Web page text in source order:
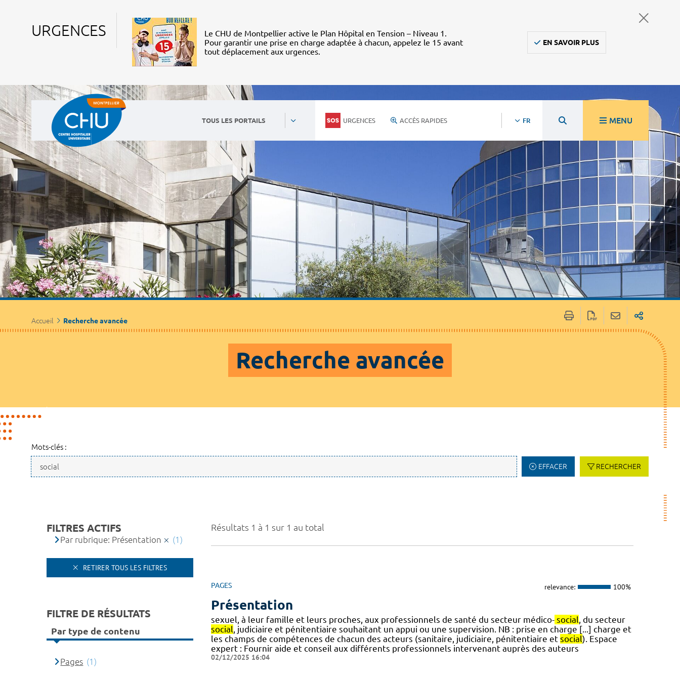
URGENCES
Le CHU de Montpellier active le Plan Hôpital en Tension – Niveau 1.
Pour garantir une prise en charge adaptée à chacun, appelez le 15 avant
tout déplacement aux urgences.
EN SAVOIR PLUS
TOUS LES PORTAILS URGENCES ACCÈS RAPIDES FR MENU
Accueil Recherche avancée
Recherche avancée
Mots-clés :
EFFACER RECHERCHER
Résultats 1 à 1 sur 1 au total
PAGES relevance: 100%
Présentation
sexuel, à leur famille et leurs proches, aux professionnels de santé du secteur médico- social, du secteur
social, judiciaire et pénitentiaire souhaitant un appui ou une supervision. NB : prise en charge [...] charge et
les champs de compétences de chacun des acteurs (sanitaire, judiciaire, pénitentiaire et social). Espace
expert : Fournir aide et conseil aux différents professionnels intervenant auprès des auteurs
02/12/2025 16:04
FILTRES ACTIFS
Par rubrique: Présentation (1)
RETIRER TOUS LES FILTRES
FILTRE DE RÉSULTATS
Par type de contenu
Pages (1)